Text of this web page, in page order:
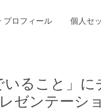
プロフィール 個人セ
いること」
ゼンテーシ